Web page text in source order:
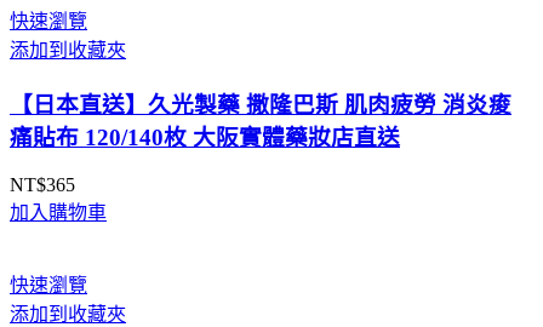
快速瀏覽
添加到收藏夾
【日本直送】久光製藥 撒隆巴斯 肌肉疲勞 消炎痠
痛貼布 120/140枚 大阪實體藥妝店直送
NT$365
加入購物車
快速瀏覽
添加到收藏夾